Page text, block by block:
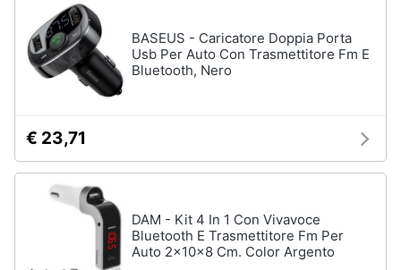
BASEUS - Caricatore Doppia Porta
Usb Per Auto Con Trasmettitore Fm E
Bluetooth, Nero
€ 23,71
DAM - Kit 4 In 1 Con Vivavoce
Bluetooth E Trasmettitore Fm Per
Auto 2x10x8 Cm. Color Argento